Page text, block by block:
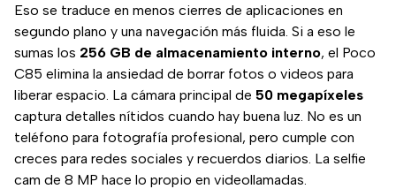
Eso se traduce en menos cierres de aplicaciones en
segundo plano y una navegación más fluida. Si a eso le
sumas los 256 GB de almacenamiento interno, el Poco
C85 elimina la ansiedad de borrar fotos o videos para
liberar espacio. La cámara principal de 50 megapíxeles
captura detalles nítidos cuando hay buena luz. No es un
teléfono para fotografía profesional, pero cumple con
creces para redes sociales y recuerdos diarios. La selfie
cam de 8 MP hace lo propio en videollamadas.